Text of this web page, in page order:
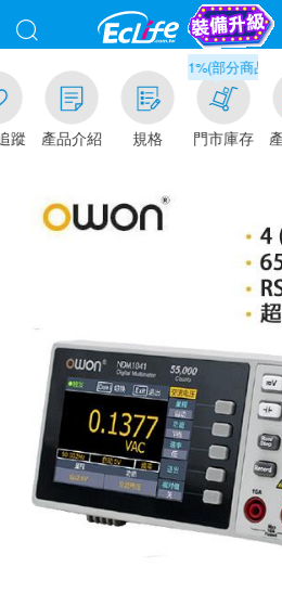
蹤 產品介紹 規格
滿千元門市取貨現折1%(部分商品不適
門市庫存